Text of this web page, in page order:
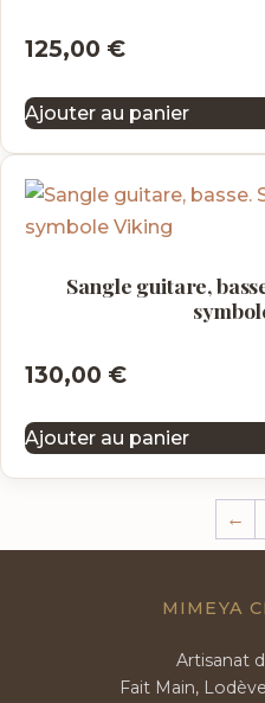
125,00 €
Ajouter au panier
Sangle guitare,
130,00 €
Ajouter au panier
←
MIMEYA
Artisanat
Fait Main,